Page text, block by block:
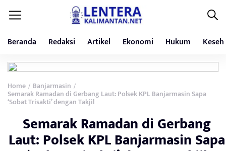
Beranda Redaksi Artikel Ekonomi Hukum
Home / Banjarmasin /
Semarak Ramadan di Gerbang Laut: Polsek KPL Banjarmasin Sapa
‘Sobat Trisakti’ dengan Takjil
Semarak Ramadan di Gerbang
Laut: Polsek KPL Banjarmasin Sapa